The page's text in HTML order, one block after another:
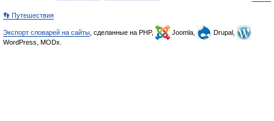
👣 Путешествия
Экспорт словарей на сайты , сделанные на PHP, Joomla,
Drupal,
WordPress, MODx.